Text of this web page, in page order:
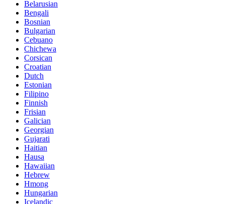
Belarusian
Bengali
Bosnian
Bulgarian
Cebuano
Chichewa
Corsican
Croatian
Dutch
Estonian
Filipino
Finnish
Frisian
Galician
Georgian
Gujarati
Haitian
Hausa
Hawaiian
Hebrew
Hmong
Hungarian
Icelandic